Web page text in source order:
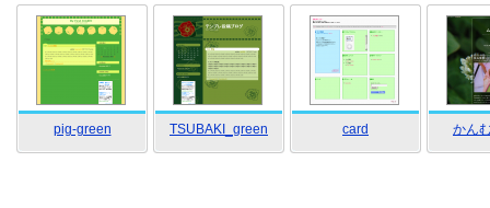
pig-green TSUBAKI_green card かん